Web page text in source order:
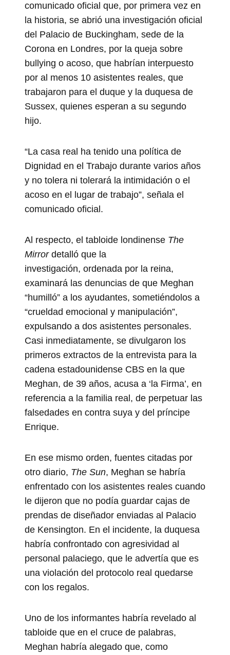
comunicado oficial que, por primera vez en
la historia, se abrió una investigación oficial
del Palacio de Buckingham, sede de la
Corona en Londres, por la queja sobre
bullying o acoso, que habrían interpuesto
por al menos 10 asistentes reales, que
trabajaron para el duque y la duquesa de
Sussex, quienes esperan a su segundo
hijo.
“La casa real ha tenido una política de
Dignidad en el Trabajo durante varios años
y no tolera ni tolerará la intimidación o el
acoso en el lugar de trabajo”, señala el
comunicado oficial.
Al respecto, el tabloide londinense The
Mirrordetalló que la
investigación, ordenada por la reina,
examinará las denuncias de que Meghan
“humilló” a los ayudantes, sometiéndolos a
“crueldad emocional y manipulación”,
expulsando a dos asistentes personales.
Casi inmediatamente, se divulgaron los
primeros extractos de la entrevista para la
cadena estadounidense CBS en la que
Meghan, de 39 años, acusa a ‘la Firma’, en
referencia a la familia real, de perpetuar las
falsedades en contra suya y del príncipe
Enrique.
En ese mismo orden, fuentes citadas por
otro diario, The Sun, Meghan se habría
enfrentado con los asistentes reales cuando
le dijeron que no podía guardar cajas de
prendas de diseñador enviadas al Palacio
de Kensington. En el incidente, la duquesa
habría confrontado con agresividad al
personal palaciego, que le advertía que es
una violación del protocolo real quedarse
con los regalos.
Uno de los informantes habría revelado al
tabloide que en el cruce de palabras,
Meghan habría alegado que, como